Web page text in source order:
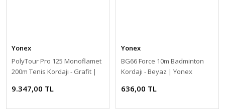
Yonex
PolyTour Pro 125 Monoflamet
200m Tenis Kordajı - Grafit |
9.347,00 TL
Yonex
BG66 Force 10m Badminton
Kordajı - Beyaz | Yonex
636,00 TL